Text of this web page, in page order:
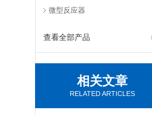
微型反应器
查看全部产品
相关文章
RELATED ARTICLES